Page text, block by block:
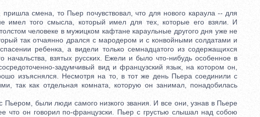
смена, то Пьер почувствовал, что для нового караула -- для
имел того смысла, который имел для тех, которые его взяли. И
человеке в мужицком кафтане караульные другого дня уже не
так отчаянно дрался с мародером и с конвойными солдатами и
ребенка, а видели только семнадцатого из содержащихся
начальства, взятых русских. Ежели и было что-нибудь особенное в
задумчивый вид и французский язык, на котором он,
изъяснялся. Несмотря на то, в тот же день Пьера соединили с
так как отдельная комната, которую он занимал, понадобилась
были люди самого низкого звания. И все они, узнав в Пьере
что он говорил по-французски. Пьер с грустью слышал над собою